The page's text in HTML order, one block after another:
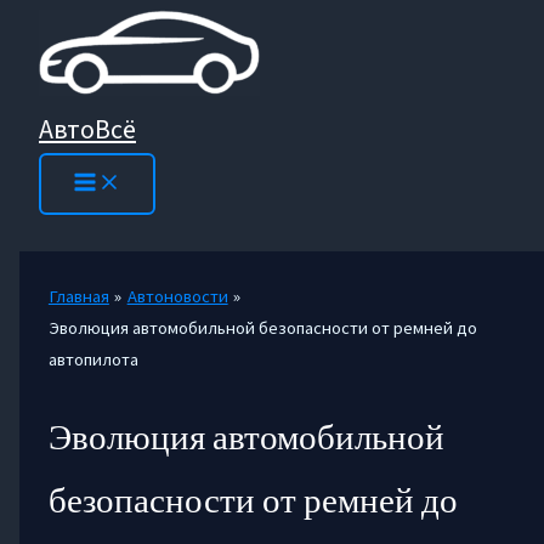
содержимому
АвтоВсё
Главная
Автоновости
Эволюция автомобильной безопасности от ремней до
автопилота
Эволюция автомобильной
безопасности от ремней до